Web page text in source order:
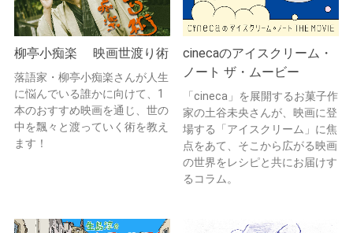
柳亭小痴楽 映画世渡り術
落語家・柳亭小痴楽さんが人生
に悩んでいる誰かに向けて、1
本のおすすめ映画を通じ、世の
中を飄々と渡っていく術を教え
ます！
cinecaのアイスクリーム・
ノート ザ・ムービー
「cineca」を展開するお菓子作
家の土谷未央さんが、映画に登
場する「アイスクリーム」に焦
点をあて、そこから広がる映画
の世界をレシピと共にお届けす
るコラム。